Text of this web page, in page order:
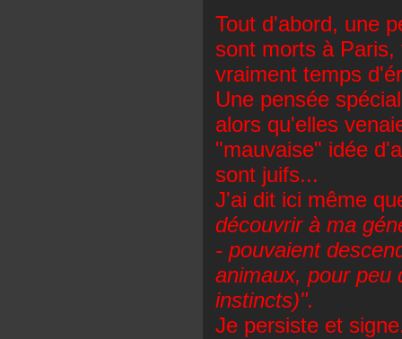
Tout d'abord, une
sont morts à
vraiment temps
Une pensée
alors qu'elles
"mauvaise" idée
sont juifs...
J'ai dit ici même
découvrir à ma
- pouvaient
animaux, pour peu
instincts)".
Je persiste et